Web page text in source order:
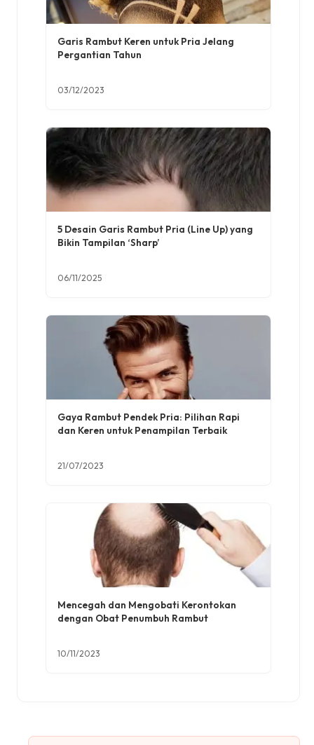
Garis Rambut Keren untuk Pria Jelang
Pergantian Tahun
03/12/2023
5 Desain Garis Rambut Pria (Line Up) yang
Bikin Tampilan ‘Sharp’
06/11/2025
Gaya Rambut Pendek Pria: Pilihan Rapi
dan Keren untuk Penampilan Terbaik
21/07/2023
Mencegah dan Mengobati Kerontokan
dengan Obat Penumbuh Rambut
10/11/2023